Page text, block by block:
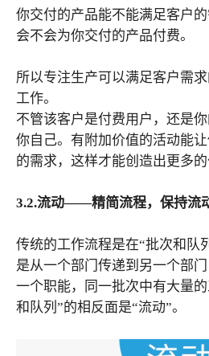
你交付的产品能不能满足客户
会不会为你交付的产品付费。
所以专注生产可以满足客户需
工作。
不管该客户是付费用户，还是
你自己。有附加价值的活动能
的需求，这样才能创造出更多的
3.2.流动——精简流程，保持流
传统的工作流程是在“批次和队
是从一个部门传递到另一个部
一个职能，同一批次中有大量
和队列”的相反面是“流动”。